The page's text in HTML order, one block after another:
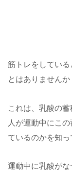
筋トレをしてい
とはありませんか
これは、乳酸の
人が運動中にこ
ているのかを知っ
運動中に乳酸が